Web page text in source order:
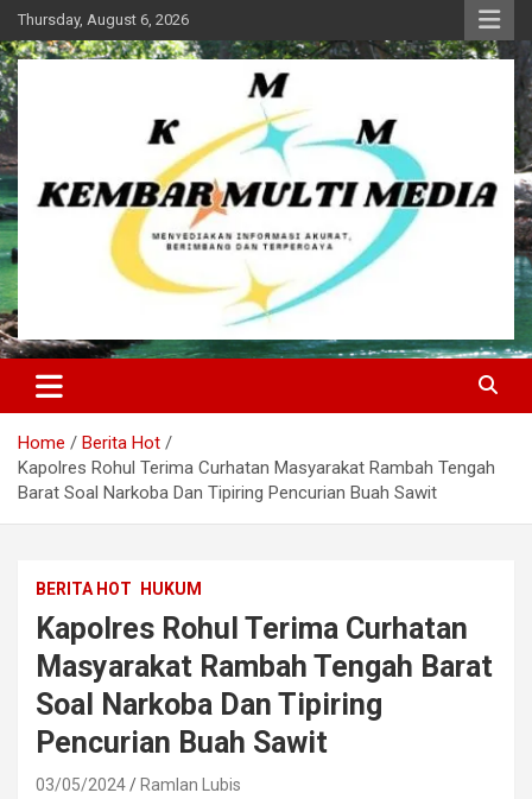
Skip
to
content
Thursday, August 6, 2026
Kembar Multi Media
Home
Berita Hot
Kapolres Rohul Terima Curhatan Masyarakat Rambah Tengah
Barat Soal Narkoba Dan Tipiring Pencurian Buah Sawit
BERITA HOT HUKUM
Kapolres Rohul Terima Curhatan
Masyarakat Rambah Tengah Barat
Soal Narkoba Dan Tipiring
Pencurian Buah Sawit
03/05/2024 Ramlan Lubis